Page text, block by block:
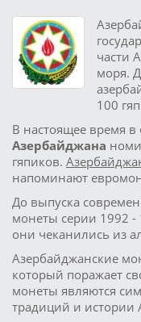
части
моря.
100
В настоящее время
Азербайджана
гяпиков.
напоминают
До выпуска
монеты серии 1992 -
они чеканились из
Азербайджанские
который поражает
монеты являются
традиций и истории